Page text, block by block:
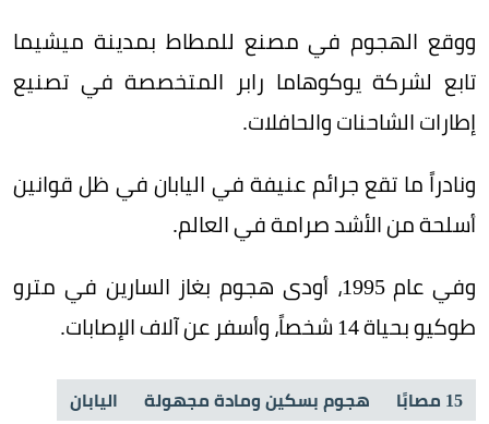
ووقع الهجوم في مصنع للمطاط بمدينة ميشيما
تابع لشركة يوكوهاما رابر المتخصصة في تصنيع
إطارات الشاحنات والحافلات.
ونادراً ما تقع جرائم عنيفة في اليابان في ظل قوانين
أسلحة من الأشد صرامة في العالم.
وفي عام 1995، أودى هجوم بغاز السارين في مترو
طوكيو بحياة 14 شخصاً، وأسفر عن آلاف الإصابات.
15 مصابًا هجوم بسكين ومادة مجهولة اليابان